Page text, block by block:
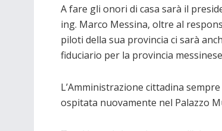
A fare gli onori di casa sarà il
ing. Marco Messina, oltre al
piloti della sua provincia ci sarà
fiduciario per la provincia
L’Amministrazione cittadina
ospitata nuovamente nel Palazzo